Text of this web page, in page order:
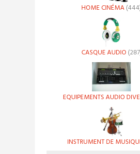
HOME CINÉMA
CASQUE AUDIO
EQUIPEMENTS AUDIO
INSTRUMENT DE